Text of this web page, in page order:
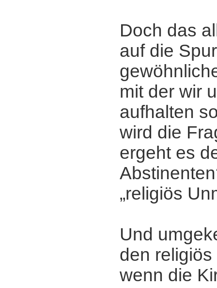
Doch das
auf die
mit der wir
aufhalten
wird die
ergeht es
„religiös
Und
den
wenn die